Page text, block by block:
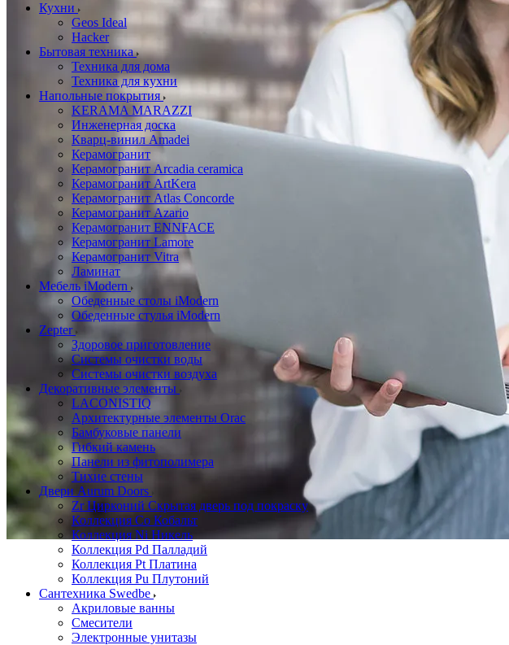
Кухни
Geos Ideal
Hacker
Бытовая техника
Техника для дома
Техника для кухни
Напольные покрытия
KERAMA MARAZZI
Инженерная доска
Кварц-винил Amadei
Керамогранит
Керамогранит Arcadia ceramica
Керамогранит ArtKera
Керамогранит Atlas Concorde
Керамогранит Azario
Керамогранит ENNFACE
Керамогранит Lamore
Керамогранит Vitra
Ламинат
Мебель iModern
Обеденные столы iModern
Обеденные стулья iModern
Zepter
Здоровое приготовление
Системы очистки воды
Системы очистки воздуха
Декоративные элементы
LACONISTIQ
Архитектурные элементы Orac
Бамбуковые панели
Гибкий камень
Панели из фитополимера
Тихие стены
Двери Aurum Doors
Zr Цирконий Скрытая дверь под покраску
Коллекция Co Кобальт
Коллекция Ni Никель
Коллекция Pd Палладий
Коллекция Pt Платина
Коллекция Pu Плутоний
Сантехника Swedbe
Акриловые ванны
Смесители
Электронные унитазы